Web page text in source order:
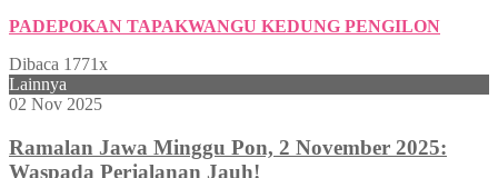
PADEPOKAN TAPAKWANGU KEDUNG PENGILON
Dibaca 1771x
Lainnya
02 Nov 2025
Ramalan Jawa Minggu Pon, 2 November 2025:
Waspada Perjalanan Jauh!